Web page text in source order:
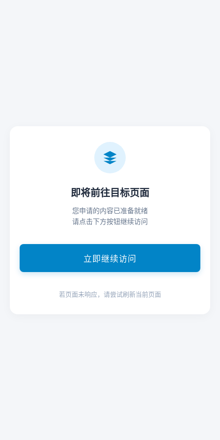
即将前往目标页面
您申请的内容已准备就绪
请点击下方按钮继续访问
立即继续访问
若页面未响应，请尝试刷新当前页面